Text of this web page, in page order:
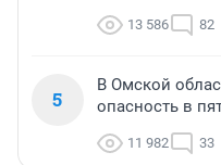
13 586 82
5
В Омской
опасность в
11 982 33